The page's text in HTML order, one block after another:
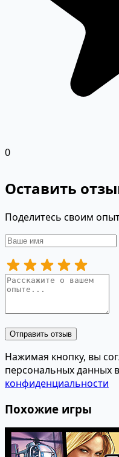
0
Оставить
Поделитесь своим
Отправить отзыв
Нажимая кнопку, вы
персональных данных
конфиденциальности
Похожие игры